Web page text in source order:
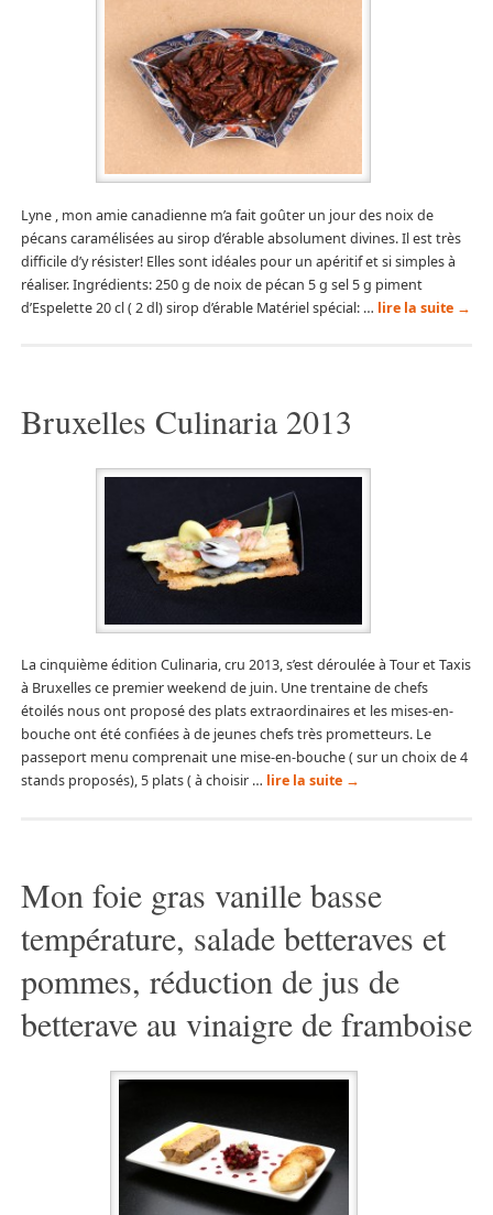
Lyne , mon amie canadienne m’a fait goûter un jour des noix de
pécans caramélisées au sirop d’érable absolument divines. Il est très
difficile d’y résister! Elles sont idéales pour un apéritif et si simples à
réaliser. Ingrédients: 250 g de noix de pécan 5 g sel 5 g piment
d’Espelette 20 cl ( 2 dl) sirop d’érable Matériel spécial: … lire la suite →
Bruxelles Culinaria 2013
La cinquième édition Culinaria, cru 2013, s’est déroulée à Tour et Taxis
à Bruxelles ce premier weekend de juin. Une trentaine de chefs
étoilés nous ont proposé des plats extraordinaires et les mises-en-
bouche ont été confiées à de jeunes chefs très prometteurs. Le
passeport menu comprenait une mise-en-bouche ( sur un choix de 4
stands proposés), 5 plats ( à choisir … lire la suite →
Mon foie gras vanille basse
température, salade betteraves et
pommes, réduction de jus de
betterave au vinaigre de framboise